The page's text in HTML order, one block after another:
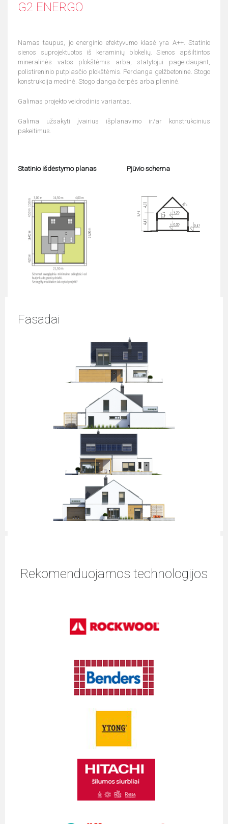
G2 ENERGO
Namas taupus, jo energinio efektyvumo klasė yra A++. Statinio
sienos suprojektuotos iš keraminių blokelių. Sienos apšiltintos
mineralinės vatos plokštėmis arba, statytojui pageidaujant,
polistireninio putplasčio plokštėmis. Perdanga gelžbetoninė. Stogo
konstrukcija medinė. Stogo danga čerpės arba plieninė.
Galimas projekto veidrodinis variantas.
Galima užsakyti įvairius išplanavimo ir/ar konstrukcinius
pakeitimus.
Statinio išdėstymo planas Pjūvio schema
Fasadai
Rekomenduojamos technologijos